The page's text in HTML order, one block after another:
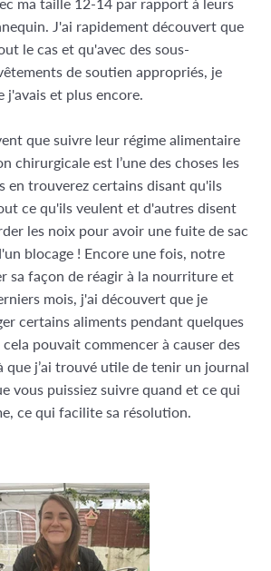
J'ai rapidement découvert que
le cas et qu'avec des sous-
de soutien appropriés, je
j'avais et plus encore.
que suivre leur régime alimentaire
chirurgicale est l’une des choses les
en trouverez certains disant qu'ils
ce qu'ils veulent et d'autres disent
les noix pour avoir une fuite de sac
blocage ! Encore une fois, notre
sa façon de réagir à la nourriture et
mois, j'ai découvert que je
certains aliments pendant quelques
pouvait commencer à causer des
que j’ai trouvé utile de tenir un journal
vous puissiez suivre quand et ce qui
ce qui facilite sa résolution.